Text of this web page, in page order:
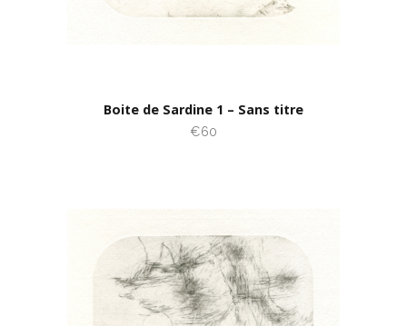
Boite de Sardine 1 – Sans titre
€60